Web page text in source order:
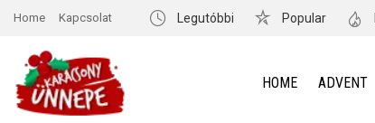
Home Kapcsolat Legutóbbi Popular
HOME ADVENT